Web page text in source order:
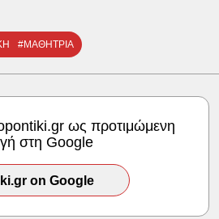
#ΜΑΘΗΤΡΙΑ
ως προτιμώμενη
στη Google
on Google